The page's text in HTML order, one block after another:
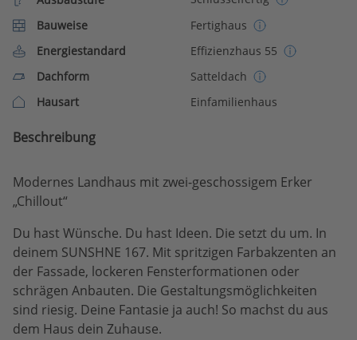
Bauweise
Fertighaus
Energiestandard
Effizienzhaus 55
Dachform
Satteldach
Hausart
Einfamilienhaus
Beschreibung
Modernes Landhaus mit zwei-geschossigem Erker
„Chillout“
Du hast Wünsche. Du hast Ideen. Die setzt du um. In
deinem SUNSHNE 167. Mit spritzigen Farbakzenten an
der Fassade, lockeren Fensterformationen oder
schrägen Anbauten. Die Gestaltungsmöglichkeiten
sind riesig. Deine Fantasie ja auch! So machst du aus
dem Haus dein Zuhause.